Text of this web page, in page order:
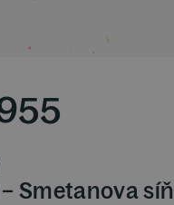
Smetanova síň